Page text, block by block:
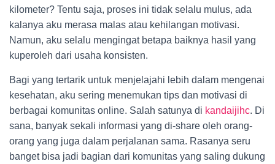
kilometer? Tentu saja, proses ini tidak selalu mulus, ada
kalanya aku merasa malas atau kehilangan motivasi.
Namun, aku selalu mengingat betapa baiknya hasil yang
kuperoleh dari usaha konsisten.
Bagi yang tertarik untuk menjelajahi lebih dalam mengenai
kesehatan, aku sering menemukan tips dan motivasi di
berbagai komunitas online. Salah satunya di kandaijihc. Di
sana, banyak sekali informasi yang di-share oleh orang-
orang yang juga dalam perjalanan sama. Rasanya seru
banget bisa jadi bagian dari komunitas yang saling dukung